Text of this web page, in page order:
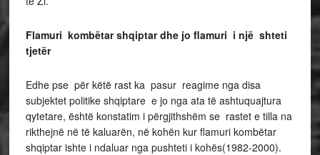
Flamuri kombëtar shqiptar dhe jo flamuri i një shteti
tjetër
Edhe pse për këtë rast ka pasur reagime nga disa
subjektet politike shqiptare e jo nga ata të ashtuquajtura
qytetare, është konstatim i përgjithshëm se rastet e tilla na
rikthejnë në të kaluarën, në kohën kur flamuri kombëtar
shqiptar ishte i ndaluar nga pushteti i kohës(1982-2000).